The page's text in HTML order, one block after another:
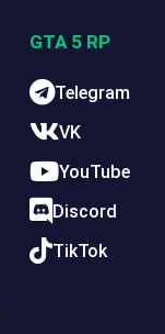
GTA 5 RP
Telegram
VK
YouTube
Discord
TikTok